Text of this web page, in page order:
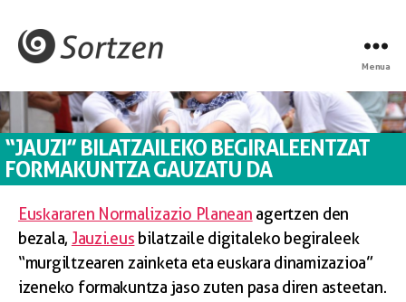
Menua
“JAUZI” BILATZAILEKO BEGIRALEENTZAT
FORMAKUNTZA GAUZATU DA
Euskararen Normalizazio Planean agertzen den
bezala, Jauzi.eus bilatzaile digitaleko begiraleek
“murgiltzearen zainketa eta euskara dinamizazioa”
izeneko formakuntza jaso zuten pasa diren asteetan.